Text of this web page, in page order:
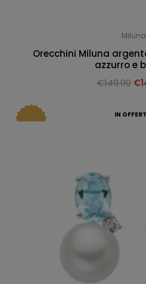
Miluna
Orecchini Miluna
azzurro e
€149.00 €
IN